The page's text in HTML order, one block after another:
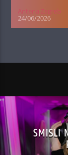
Antena Zagreb
24/06/2026
SMISLI